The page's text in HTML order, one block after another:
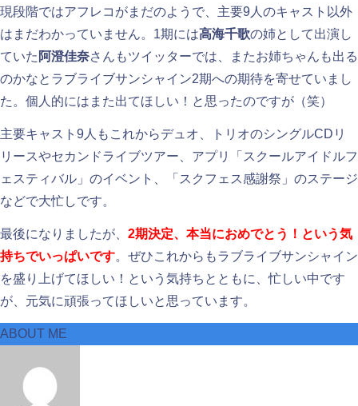
現段階ではアフレコがまだのようで、主要9人のキャスト以外
はまだわかっていません。1期には高海千歌の姉として出演し
ていた 阿澄佳奈さんもツイッターでは、またお姉ちゃんも出る
のかなとラブライブサンシャイン2期への期待を寄せていまし
た。個人的にはまた出てほしい！と思ったのですが（笑）
主要キャスト9人もこれからデュオ、トリオのシングルCDリ
リースやセカンドライブツアー、アプリ「スクールアイドルフ
ェスティバル」のイベント、「スクフェス感謝祭」のステージ
などで大忙しです。
最後になりましたが、 2期決定、本当におめでとう！という気
持ちでいっぱいです。ぜひこれからもラブライブサンシャイン
を盛り上げてほしい！という気持ちとともに、忙しい中です
が、元気に頑張ってほしいと思っています。
ABOUT ME